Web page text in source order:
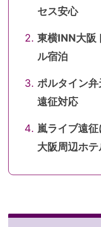
セス安心
東横INN大阪
ル宿泊
ポルタイン
遠征対応
嵐ライブ遠
大阪周辺ホ